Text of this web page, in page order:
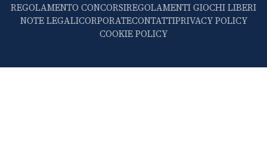
REGOLAMENTO CONCORSIREGOLAMENTI GIOCHI LIBERI
NOTE LEGALICORPORATECONTATTIPRIVACY POLICY
COOKIE POLICY